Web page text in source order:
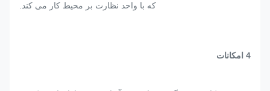
که با واحد نظارت بر محیط کار می کند.
4 امکانات